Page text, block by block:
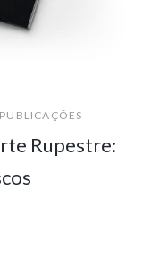
PUBLICAÇÕES
Rupestre: